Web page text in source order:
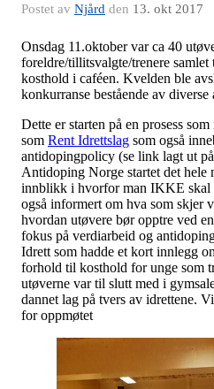
Postet av Njård den 13. okt 2017
Onsdag 11.oktober var ca 40
foreldre/tillitsvalgte/trenere
kosthold i caféen. Kvelden ble
konkurranse bestående av
Dette er starten på en prosess
som Rent Idrettslag som også
antidopingpolicy (se link lagt ut
Antidoping Norge startet det hele
innblikk i hvorfor man IKKE skal
også informert om hva som skjer
hvordan utøvere bør opptre ved
fokus på verdiarbeid og
Idrett som hadde et kort innlegg
forhold til kosthold for unge som
utøverne var til slutt med i
dannet lag på tvers av idrettene.
for oppmøtet